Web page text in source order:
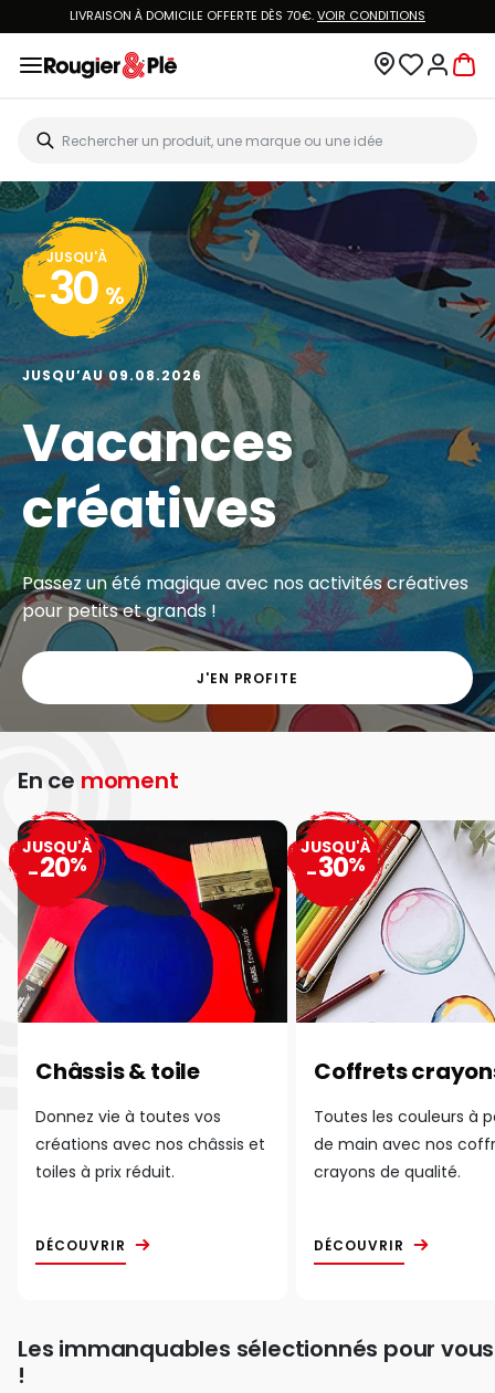
LIVRAISON À DOMICILE OFFERTE DÈS 70€.VOIR CONDITIONS
JUSQU'À
- 30 %
JUSQU’AU 09.08.2026
Vacances
créatives
Passez un été magique avec nos activités créatives
pour petits et grands !
J'EN PROFITE
En ce moment
Châssis & toile
Donnez vie à toutes vos
créations avec nos châssis et
toiles à prix réduit.
DÉCOUVRIR
JUSQU'À
-20%
Coffrets
Toutes les couleurs à
de main avec nos
crayons de qualité.
DÉCOUVRIR
JUSQU'À
-30%
Les immanquables sélectionnés pour vous
!